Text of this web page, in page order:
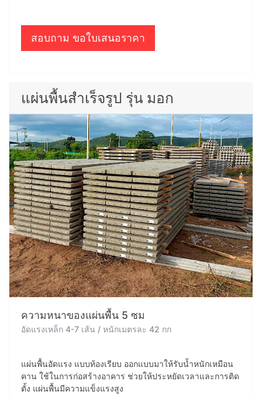
สอบถาม ขอใบเสนอราคา
แผ่นพื้นสำเร็จรูป รุ่น มอก
ความหนาของแผ่นพื้น 5 ซม
อัดแรงเหล็ก 4-7 เส้น / หนักเมตรละ 42 กก
แผ่นพื้นอัดแรง แบบท้องเรียบ ออกแบบมาให้รับน้ำหนักเหมือน
คาน ใช้ในการก่อสร้างอาคาร ช่วยให้ประหยัดเวลาและการติด
ตั้ง แผ่นพื้นมีความแข็งแรงสูง